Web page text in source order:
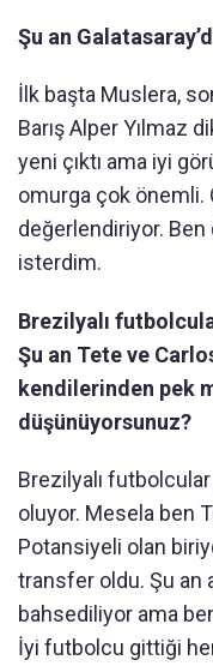
Şu an
İlk başta Muslera,
Barış Alper Yılmaz
yeni çıktı ama iyi
omurga çok önemli.
değerlendiriyor. Ben
isterdim.
Brezilyalı
Şu an Tete ve
kendilerinden pek
düşünüyorsunuz?
Brezilyalı futbolcular
oluyor. Mesela ben
Potansiyeli olan
transfer oldu. Şu an
bahsediliyor ama
İyi futbolcu gittiği